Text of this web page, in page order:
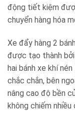
động tiết kiệm
chuyển hàng hóa
Xe đẩy hàng 2
được tạo thành bởi
hai bánh xe khí
chắc chắn, bên
nâng cao độ bền
không chiếm